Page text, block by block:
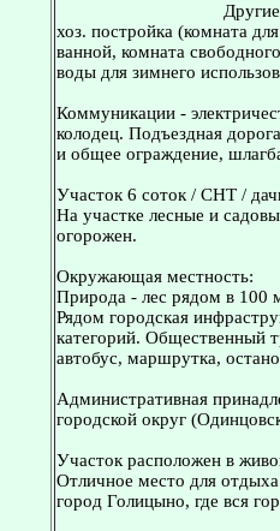
хоз. постройка (комната
ванной, комната
воды для зимнего
Коммуникации -
колодец. Подъездная
и общее ограждение,
Участок 6 соток / СНТ /
На участке лесные и
огорожен.
Окружающая местность:
Природа - лес рядом в 100
Рядом городская
категорий. Общественный
автобус, маршрутка,
Административная
городской округ
Участок расположен в
Отличное место для
город Голицыно, где вся